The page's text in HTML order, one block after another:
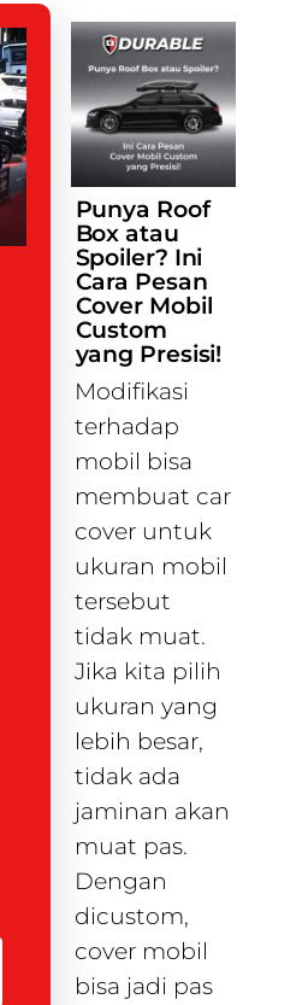
Punya Roof
Box atau
Spoiler? Ini
Cara Pesan
Cover Mobil
Custom
yang Presisi!
Modifikasi
terhadap
mobil bisa
membuat car
cover untuk
ukuran mobil
tersebut
tidak muat.
Jika kita pilih
ukuran yang
lebih besar,
tidak ada
jaminan akan
muat pas.
Dengan
dicustom,
cover mobil
bisa jadi pas